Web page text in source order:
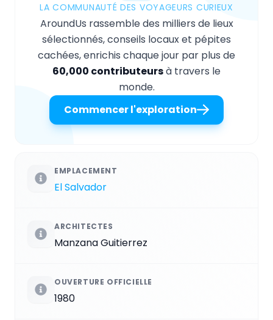
LA COMMUNAUTÉ DES VOYAGEURS CURIEUX
AroundUs rassemble des milliers de lieux
sélectionnés, conseils locaux et pépites
cachées, enrichis chaque jour par plus de
60,000 contributeursà travers le
monde.
Commencer l'exploration
EMPLACEMENT
El Salvador
ARCHITECTES
Manzana Guitierrez
OUVERTURE OFFICIELLE
1980